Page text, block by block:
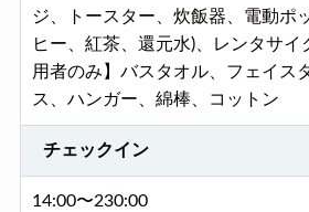
ジ、トースター、炊飯器、電動ポ
ヒー、紅茶、還元水)、レンタサイ
用者のみ】バスタオル、フェイス
ス、ハンガー、綿棒、コットン
チェックイン
14:00〜230:00